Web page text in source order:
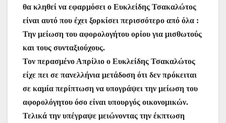
θα κληθεί να εφαρμόσει ο Ευκλείδης Τσακαλώτος
είναι αυτό που έχει ξορκίσει περισσότερο από όλα :
Την μείωση του αφορολογήτου ορίου για μισθωτούς
και τους συνταξιούχους.
Τον περασμένο Απρίλιο ο Ευκλείδης Τσακαλώτος
είχε πει σε πανελλήνια μετάδοση ότι δεν πρόκειται
σε καμία περίπτωση να υπογράψει την μείωση του
αφορολόγητου όσο είναι υπουργός οικονομικών.
Τελικά την υπέγραψε μειώνοντας την έκπτωση